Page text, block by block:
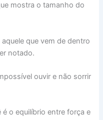
mostra o tamanho do
que vem de dentro
notado.
ouvir e não sorrir
o equilíbrio entre força e